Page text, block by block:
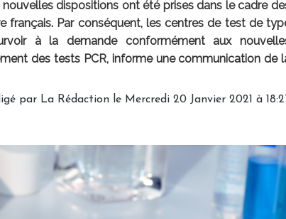
nouvelles dispositions ont été prises dans le cadre
français. Par conséquent, les centres de test de
à la demande conformément aux
des tests PCR, informe une communication de
par La Rédaction le Mercredi 20 Janvier 2021 à